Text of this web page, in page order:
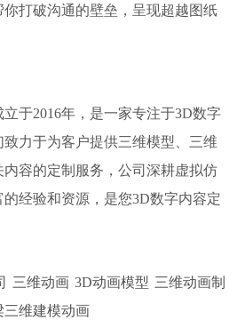
你打破沟通的壁垒，呈现超越图纸
于2016年，是一家专注于3D数字
力于为客户提供三维模型、三维
容的定制服务，公司深耕虚拟仿
经验和资源，是您3D数字内容定
三维动画 3D动画模型 三维动画制
三维建模动画